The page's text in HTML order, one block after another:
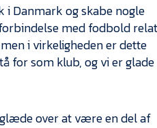
Danmark og skabe nogle
med fodbold
i virkeligheden er dette
for som klub, og vi er
over at være en del af